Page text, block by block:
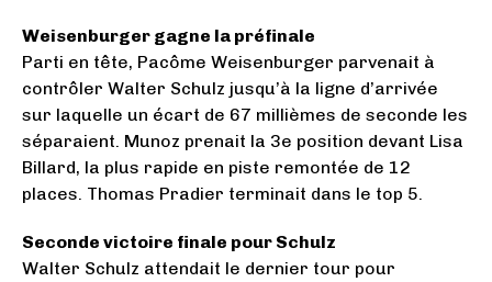
Weisenburger gagne la préfinale
Parti en tête, Pacôme Weisenburger parvenait à
contrôler Walter Schulz jusqu’à la ligne d’arrivée
sur laquelle un écart de 67 millièmes de seconde les
séparaient. Munoz prenait la 3e position devant Lisa
Billard, la plus rapide en piste remontée de 12
places. Thomas Pradier terminait dans le top 5.
Seconde victoire finale pour Schulz
Walter Schulz attendait le dernier tour pour